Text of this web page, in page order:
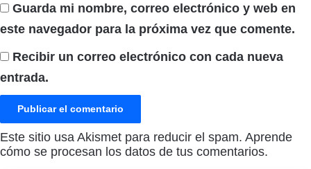
Guarda mi nombre, correo electrónico y web en
este navegador para la próxima vez que comente.
Recibir un correo electrónico con cada nueva
entrada.
Este sitio usa Akismet para reducir el spam. Aprende
cómo se procesan los datos de tus comentarios.